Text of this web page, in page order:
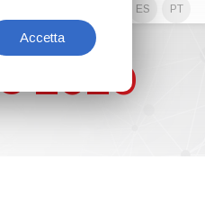
ES PT
2020
Accetta